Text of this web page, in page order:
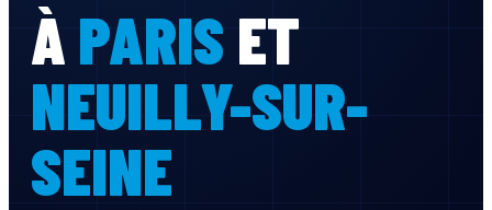
ÀPARIS ET
NEUILLY-SUR-
SEINE